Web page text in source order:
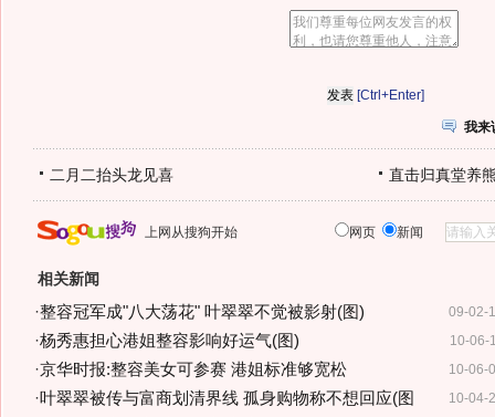
[Ctrl+Enter]
我来
二月二抬头龙见喜 直击归真堂养
上网从搜狗开始 网页 新闻
相关新闻
09-02-
·整容冠军成"八大荡花" 叶翠翠不觉被影射(图)
10-06-
·杨秀惠担心港姐整容影响好运气(图)
10-06-
·京华时报:整容美女可参赛 港姐标准够宽松
10-04-
·叶翠翠被传与富商划清界线 孤身购物称不想回应(图